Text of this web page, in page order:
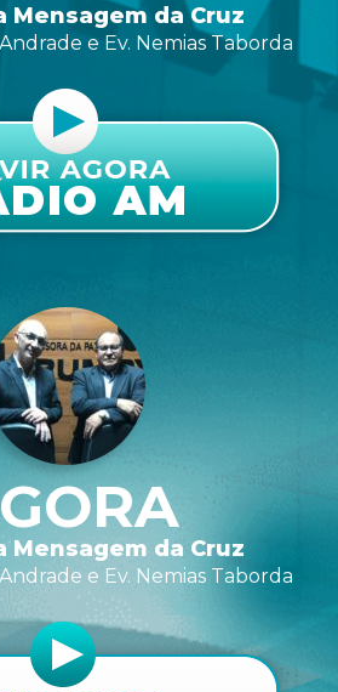
Mensagem da Cruz
e Ev. Nemias Taborda
Mensagem da Cruz
e Ev. Nemias Taborda